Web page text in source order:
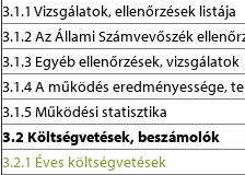
3.1.1 Vizsgálatok, ellenőrzések listája
3.1.2 Az Állami Számvevőszék
3.1.3 Egyéb ellenőrzések, vizsgálatok
3.1.4 A működés eredményessége,
3.1.5 Működési statisztika
3.2 Költségvetések, beszámolók
3.2.1 Éves költségvetések